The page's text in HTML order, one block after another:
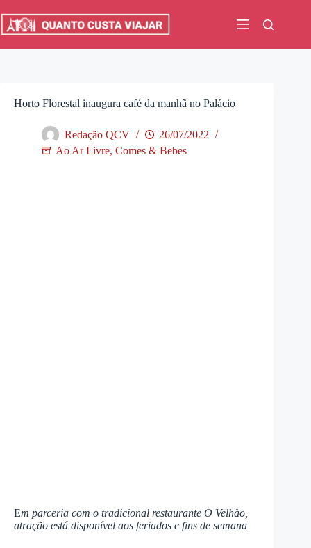
para
Horto Florestal inaugura café da manhã no Palácio
Redação QCV
26/07/2022
Ao Ar Livre, Comes & Bebes
Em parceria com o tradicional restaurante O Velhão,
atração está disponível aos feriados e fins de semana